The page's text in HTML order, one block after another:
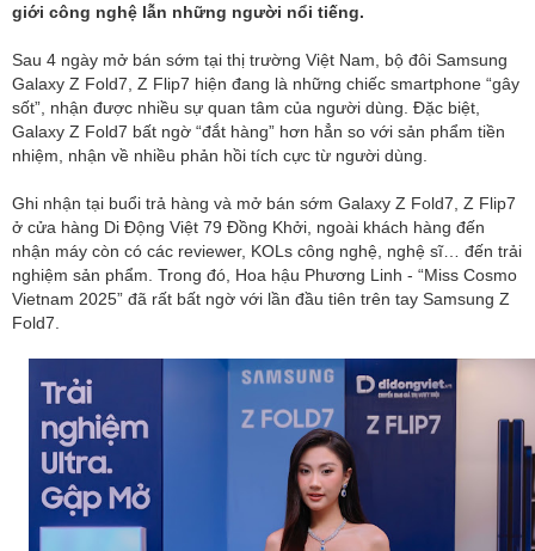
giới công nghệ lẫn những người nổi tiếng.
Sau 4 ngày mở bán sớm tại thị trường Việt Nam, bộ đôi Samsung
Galaxy Z Fold7, Z Flip7 hiện đang là những chiếc smartphone “gây
sốt”, nhận được nhiều sự quan tâm của người dùng. Đặc biệt,
Galaxy Z Fold7 bất ngờ “đắt hàng” hơn hẳn so với sản phẩm tiền
nhiệm, nhận về nhiều phản hồi tích cực từ người dùng.
Ghi nhận tại buổi trả hàng và mở bán sớm Galaxy Z Fold7, Z Flip7
ở cửa hàng Di Động Việt 79 Đồng Khởi, ngoài khách hàng đến
nhận máy còn có các reviewer, KOLs công nghệ, nghệ sĩ… đến trải
nghiệm sản phẩm. Trong đó, Hoa hậu Phương Linh - “Miss Cosmo
Vietnam 2025” đã rất bất ngờ với lần đầu tiên trên tay Samsung Z
Fold7.